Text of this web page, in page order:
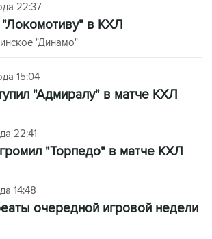
22:37
в КХЛ
"Динамо"
15:04
"Адмиралу" в матче КХЛ
22:41
"Торпедо" в матче КХЛ
14:48
очередной игровой недели